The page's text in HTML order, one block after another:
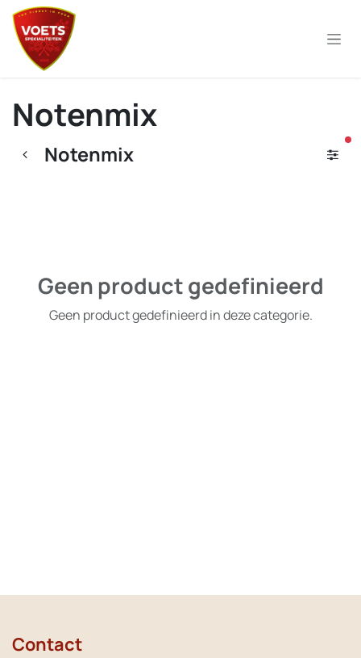
Overslaan naar inhoud
Notenmix
Notenmix
Geen product gedefinieerd
Geen product gedefinieerd in deze categorie.
Contact